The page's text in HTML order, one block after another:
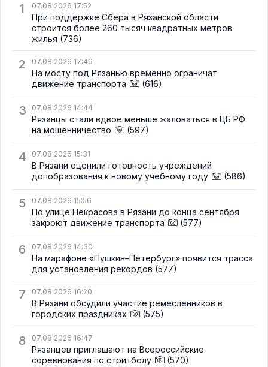
1
07.08.2026 17:52
При поддержке Сбера в Рязанской области
строится более 260 тысяч квадратных метров
жилья (736)
2 07.08.2026 17:49
На мосту под Рязанью временно ограничат
движение транспорта
(616)
3 07.08.2026 14:44
Рязанцы стали вдвое меньше жаловаться в ЦБ РФ
на мошенничество
(597)
4 07.08.2026 15:31
В Рязани оценили готовность учреждений
допобразования к новому учебному году
(586)
5 07.08.2026 15:56
По улице Некрасова в Рязани до конца сентября
закроют движение транспорта
(577)
6 07.08.2026 14:30
На марафоне «Пушкин–Петербург» появится трасса
для установления рекордов (577)
7 07.08.2026 16:20
В Рязани обсудили участие ремесленников в
городских праздниках
(575)
8 07.08.2026 16:47
Рязанцев приглашают на Всероссийские
соревнования по стритболу
(570)